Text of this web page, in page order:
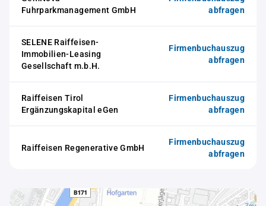
Fuhrparkmanagement GmbH
abfragen
SELENE Raiffeisen-
Immobilien-Leasing
Gesellschaft m.b.H.
Firmenbuchauszug
abfragen
Raiffeisen Tirol
Ergänzungskapital eGen
Firmenbuchauszug
abfragen
Raiffeisen Regenerative GmbH
Firmenbuchauszug
abfragen